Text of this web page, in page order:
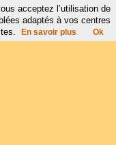
acceptez l’utilisation de
adaptés à vos centres
En savoir plus Ok